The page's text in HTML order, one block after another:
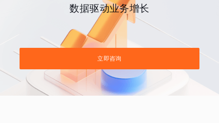
数据驱动业务增长
立即咨询